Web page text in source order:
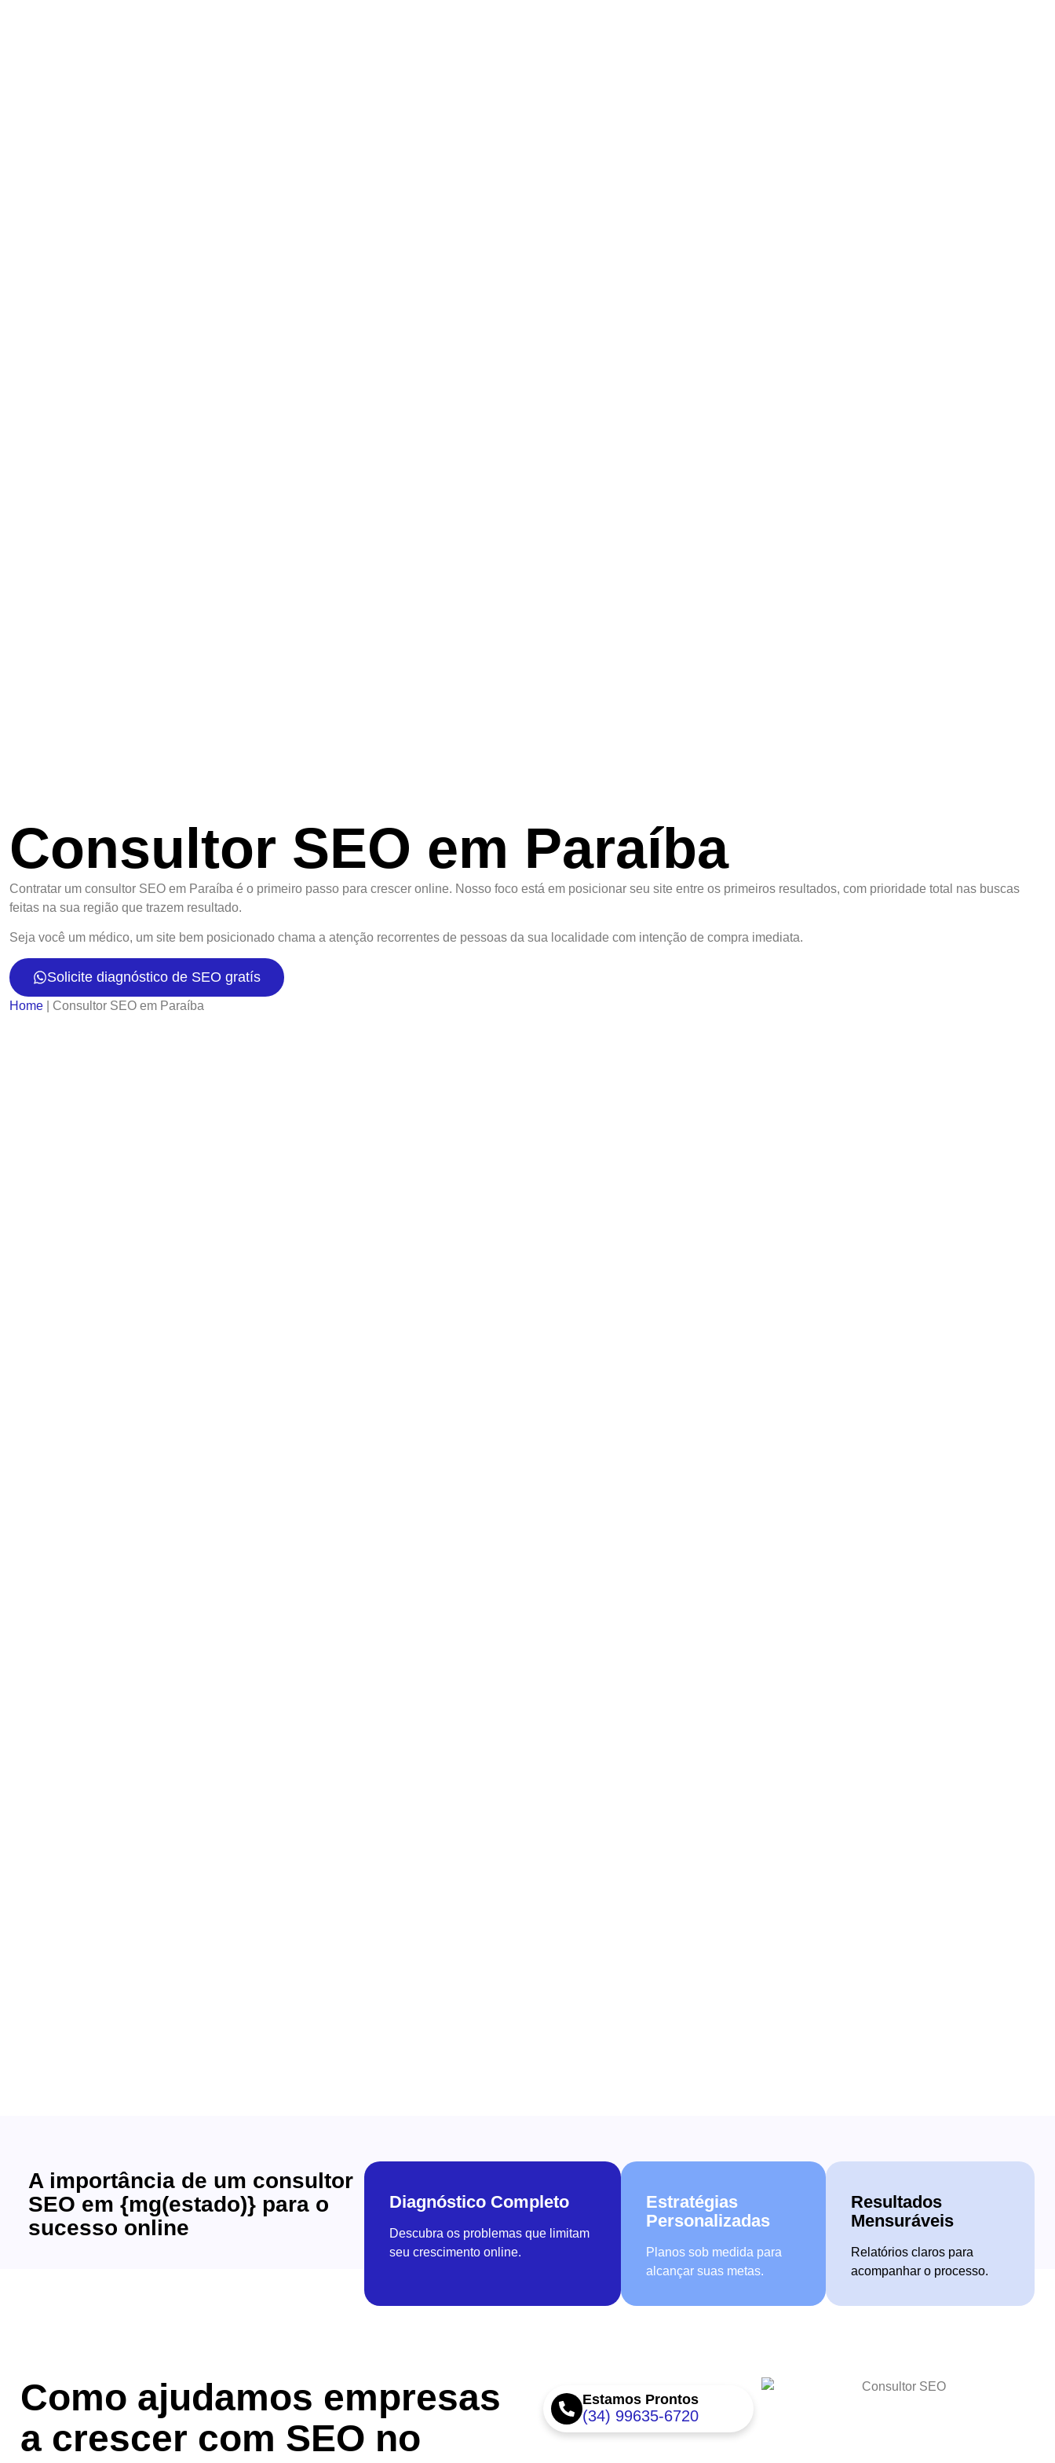
Consultor SEO em Paraíba
Contratar um consultor SEO em Paraíba é o primeiro passo para crescer online. Nosso foco está em posicionar seu site entre os primeiros resultados, com prioridade total nas buscas
feitas na sua região que trazem resultado.
Seja você um médico, um site bem posicionado chama a atenção recorrentes de pessoas da sua localidade com intenção de compra imediata.
Solicite diagnóstico de SEO gratís
Home Consultor SEO em Paraíba
A importância de um consultor
SEO em {mg(estado)} para o
sucesso online
Diagnóstico Completo
Descubra os problemas que limitam
seu crescimento online.
Estratégias
Personalizadas
Planos sob medida para
alcançar suas metas.
Resultados
Mensuráveis
Relatórios claros para
acompanhar o processo.
Como ajudamos empresas
a crescer com SEO no
Estamos Prontos
(34) 99635-6720